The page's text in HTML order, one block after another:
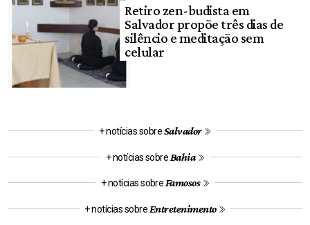
Retiro zen-budista em
Salvador propõe três dias de
silêncio e meditação sem
celular
+ notícias sobreSalvador
+ notícias sobre Bahia
+ notícias sobre Famosos
+ notícias sobre Entretenimento